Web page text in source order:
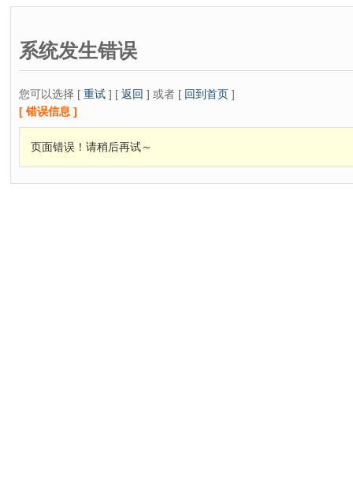
系统发生错误
您可以选择 [ 重试 ] [ 返回 ] 或者 [ 回到首页 ]
[ 错误信息 ]
页面错误！请稍后再试～